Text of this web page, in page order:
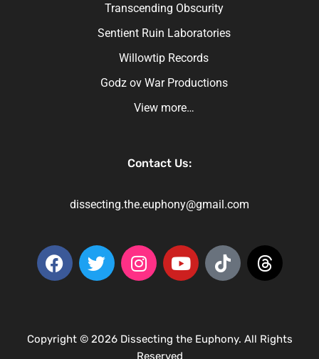
Transcending Obscurity
Sentient Ruin Laboratories
Willowtip Records
Godz ov War Productions
View more…
Contact Us:
dissecting.the.euphony@gmail.com
Copyright © 2026 Dissecting the Euphony. All Rights
Reserved